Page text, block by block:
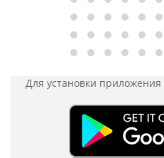
Для установки приложения